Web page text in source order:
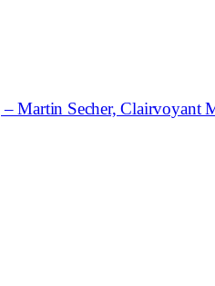
Martin Secher, Clairvoyant